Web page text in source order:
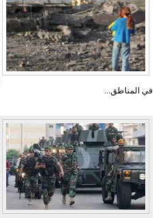
في المناطق...